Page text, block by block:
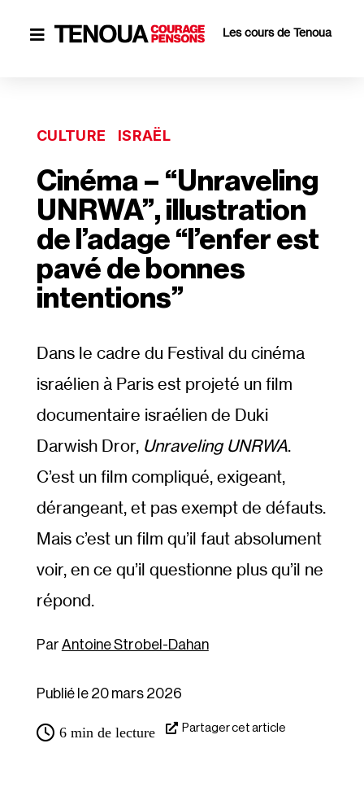
 Les cours de Tenoua
CULTURE ISRAËL
Cinéma – “Unraveling
UNRWA”, illustration
de l’adage “l’enfer est
pavé de bonnes
intentions”
Dans le cadre du Festival du cinéma
israélien à Paris est projeté un film
documentaire israélien de Duki
Darwish Dror, Unraveling UNRWA.
C’est un film compliqué, exigeant,
dérangeant, et pas exempt de défauts.
Mais c’est un film qu’il faut absolument
voir, en ce qu’il questionne plus qu’il ne
répond.
Antoine Strobel-Dahan
Publié le 20 mars 2026
6 min de lecture Partager cet article